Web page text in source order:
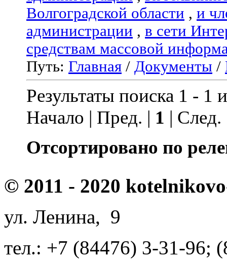
Волгоградской области , и
администрации , в сети
средствам массовой
Путь: Главная / Документы /
Результаты поиска 1 - 1
Начало | Пред. | 1 |
Отсортировано по
© 2011 - 2020
ул. Ленина, 9
тел.: +7 (84476) 3-31-96;